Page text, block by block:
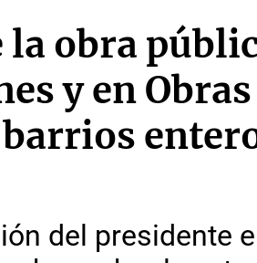
la obra
y en
del presidente